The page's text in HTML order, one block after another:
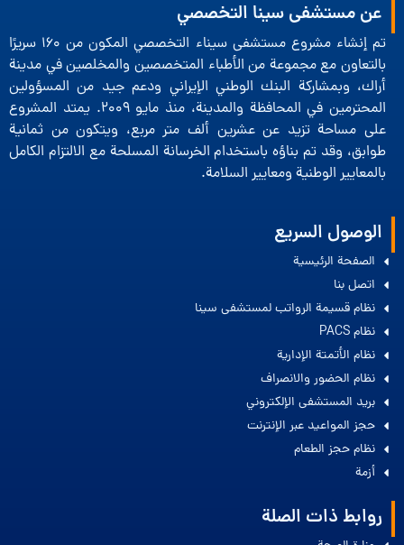
عن مستشفى سينا التخصصي
تم إنشاء مشروع مستشفى سيناء التخصصي المكون من 160 سريرًا
بالتعاون مع مجموعة من الأطباء المتخصصين والمخلصين في مدينة
أراك، وبمشاركة البنك الوطني الإيراني ودعم جيد من المسؤولين
المحترمين في المحافظة والمدينة، منذ مايو 2009. يمتد المشروع
على مساحة تزيد عن عشرين ألف متر مربع، ويتكون من ثمانية
طوابق، وقد تم بناؤه باستخدام الخرسانة المسلحة مع الالتزام الكامل
بالمعايير الوطنية ومعايير السلامة.
الوصول السريع
الصفحة الرئيسية
اتصل بنا
نظام قسيمة الرواتب لمستشفى سينا
نظام PACS
نظام الأتمتة الإدارية
نظام الحضور والانصراف
بريد المستشفى الإلكتروني
حجز المواعيد عبر الإنترنت
نظام حجز الطعام
أزمة
روابط ذات الصلة